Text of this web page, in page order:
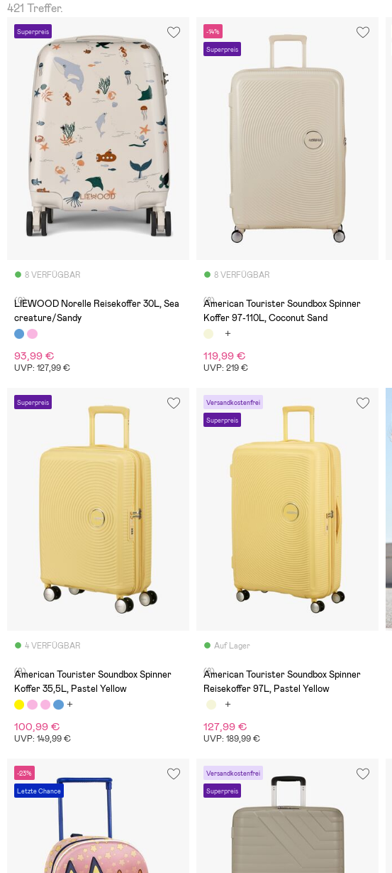
421 Treffer.
Superpreis
8 VERFÜGBAR
(0)
LIEWOOD Norelle Reisekoffer 30L, Sea
creature/Sandy
93,99 €
UVP: 127,99 €
-14%
Superpreis
8 VERFÜGBAR
(8)
American Tourister Soundbox Spinner
Koffer 97-110L, Coconut Sand
119,99 €
UVP: 219 €
Superpreis
4 VERFÜGBAR
(9)
American Tourister Soundbox Spinner
Koffer 35,5L, Pastel Yellow
100,99 €
UVP: 149,99 €
Versandkostenfrei
Superpreis
Auf Lager
(8)
American Tourister Soundbox Spinner
Reisekoffer 97L, Pastel Yellow
127,99 €
UVP: 189,99 €
-23%
Letzte Chance
Versandkostenfrei
Superpreis